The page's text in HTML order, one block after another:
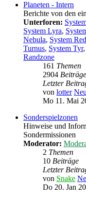
Planeten - Intern
Berichte von den
Unterforen:
System Lyra,
Nebula, System Red
Turnus, System Tyr,
Randzone
161 Themen
2904 Beiträge
Letzter
von lotter
Mo 11. Mai
Sonderspielzonen
Hinweise und
Sondermissionen
Moderator:
2 Themen
10 Beiträge
Letzter
von Snake
Do 20. Jan